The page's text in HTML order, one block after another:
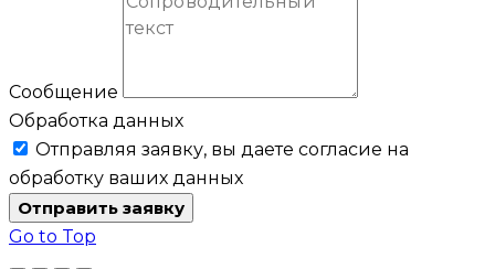
Сообщение
Обработка данных
Отправляя заявку, вы даете согласие на
обработку ваших данных
Отправить заявку
Go to Top